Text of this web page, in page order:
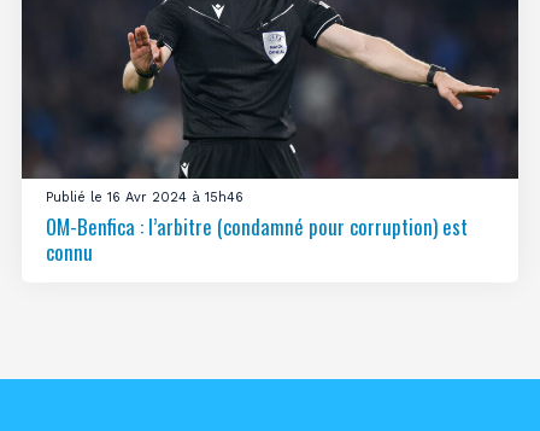
Publié le 16 Avr 2024 à 15h46
OM-Benfica : l’arbitre (condamné pour corruption) est
connu